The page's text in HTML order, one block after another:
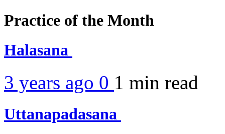
Practice of the Month
Halasana
3 years ago 0 1 min read
Uttanapadasana